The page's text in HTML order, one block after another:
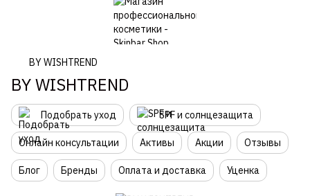
BY WISHTREND
BY WISHTREND
Подобрать уход SPF и солнцезащита
Онлайн консультации Активы Акции Отзывы
Блог Бренды Оплата и доставка Уценка